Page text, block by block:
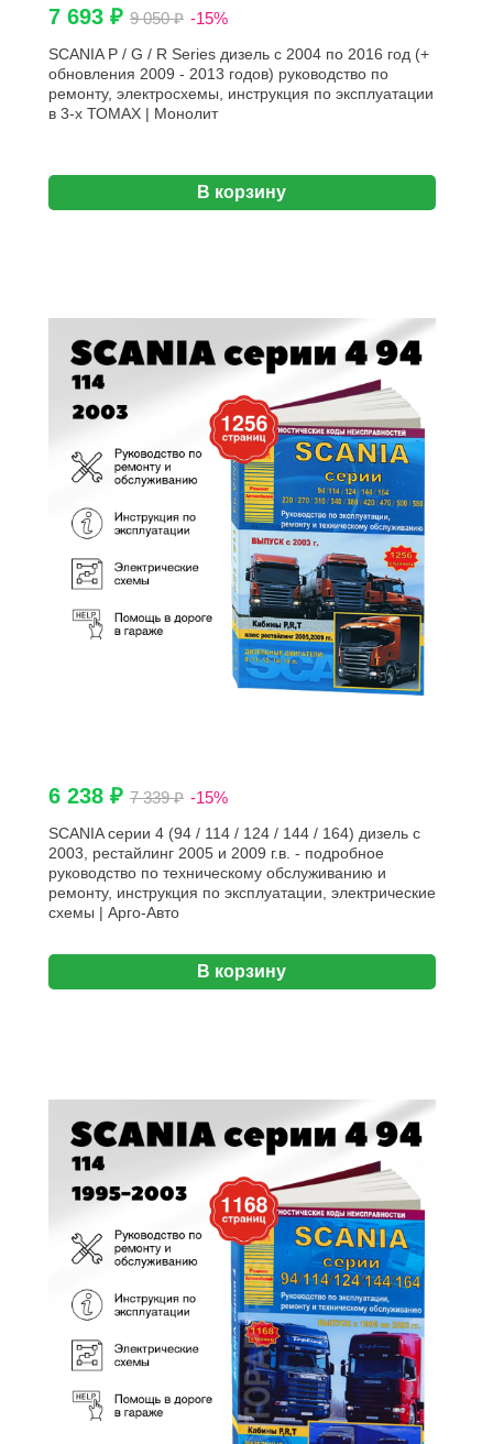
7 693 ₽ 9 050 ₽ -15%
SCANIA P / G / R Series дизель с 2004 по 2016 год (+
обновления 2009 - 2013 годов) руководство по
ремонту, электросхемы, инструкция по эксплуатации
в 3-х ТОМАХ | Монолит
В корзину
6 238 ₽ 7 339 ₽ -15%
SCANIA серии 4 (94 / 114 / 124 / 144 / 164) дизель c
2003, рестайлинг 2005 и 2009 г.в. - подробное
руководство по техническому обслуживанию и
ремонту, инструкция по эксплуатации, электрические
схемы | Арго-Авто
В корзину